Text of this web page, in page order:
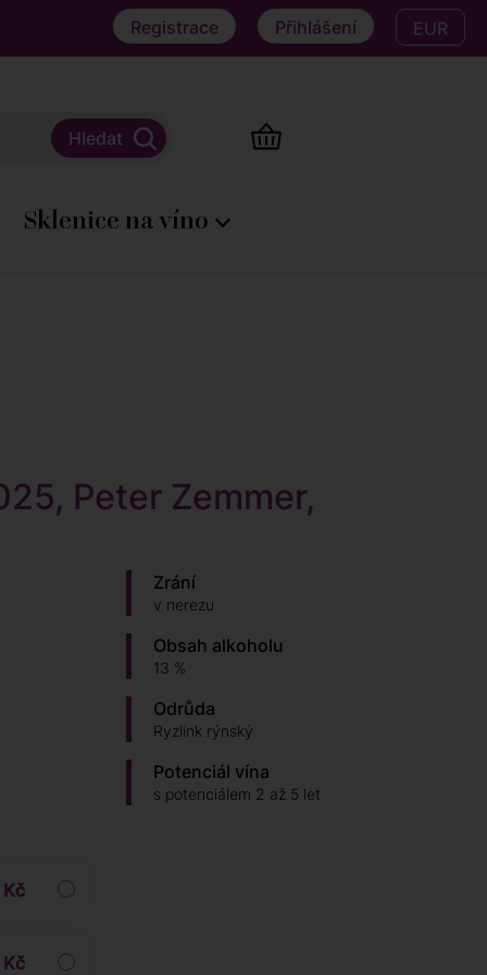
Registrace Přihlášení EUR
Sklenice na víno
Peter Zemmer,
Kč
Zrání
v nerezu
Obsah alkoholu
13 %
Odrůda
Ryzlink rýnský
Potenciál vína
s potenciálem 2 až 5 let